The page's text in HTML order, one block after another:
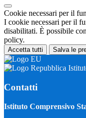
Cookie necessari per il
I cookie necessari per il
disabilitati. È possibile
policy.
Accetta tutti Salva le
Contatti
Istituto Comprensivo